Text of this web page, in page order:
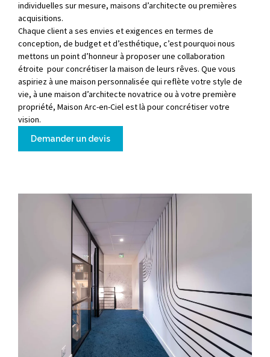
individuelles sur mesure, maisons d’architecte ou premières
acquisitions.
Chaque client a ses envies et exigences en termes de
conception, de budget et d’esthétique, c’est pourquoi nous
mettons un point d’honneur à proposer une collaboration
étroite pour concrétiser la maison de leurs rêves. Que vous
aspiriez à une maison personnalisée qui reflète votre style de
vie, à une maison d’architecte novatrice ou à votre première
propriété, Maison Arc-en-Ciel est là pour concrétiser votre
vision.
Demander un devis